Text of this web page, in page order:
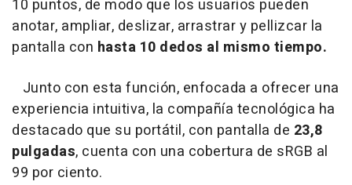
10 puntos, de modo que los usuarios pueden
anotar, ampliar, deslizar, arrastrar y pellizcar la
pantalla con hasta 10 dedos al mismo tiempo.
Junto con esta función, enfocada a ofrecer una
experiencia intuitiva, la compañía tecnológica ha
destacado que su portátil, con pantalla de 23,8
pulgadas, cuenta con una cobertura de sRGB al
99 por ciento.